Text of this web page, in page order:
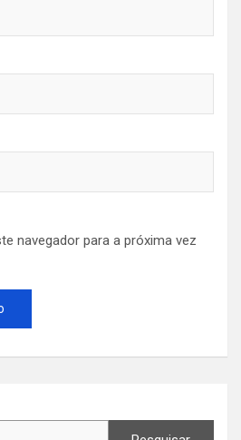
navegador para a próxima vez